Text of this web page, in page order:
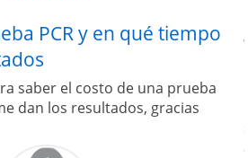
PCR y en qué tiempo
saber el costo de una prueba
dan los resultados, gracias